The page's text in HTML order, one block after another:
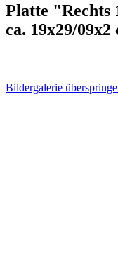
Platte "Rechts
ca. 19x29/
Bildergalerie